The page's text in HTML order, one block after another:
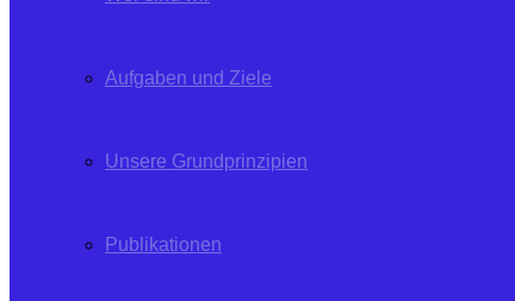
Aufgaben und Ziele
Unsere Grundprinzipien
Publikationen